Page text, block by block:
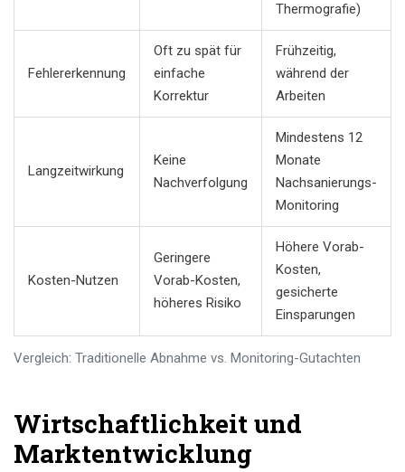
Vergleich: Traditionelle Abnahme vs. Monitoring-Gutachten
Thermografie)
Fehlererkennung
Oft zu spät für
einfache
Korrektur
Frühzeitig,
während der
Arbeiten
Langzeitwirkung
Keine
Nachverfolgung
Mindestens 12
Monate
Nachsanierungs-
Monitoring
Kosten-Nutzen
Geringere
Vorab-Kosten,
höheres Risiko
Höhere Vorab-
Kosten,
gesicherte
Einsparungen
Wirtschaftlichkeit und
Marktentwicklung